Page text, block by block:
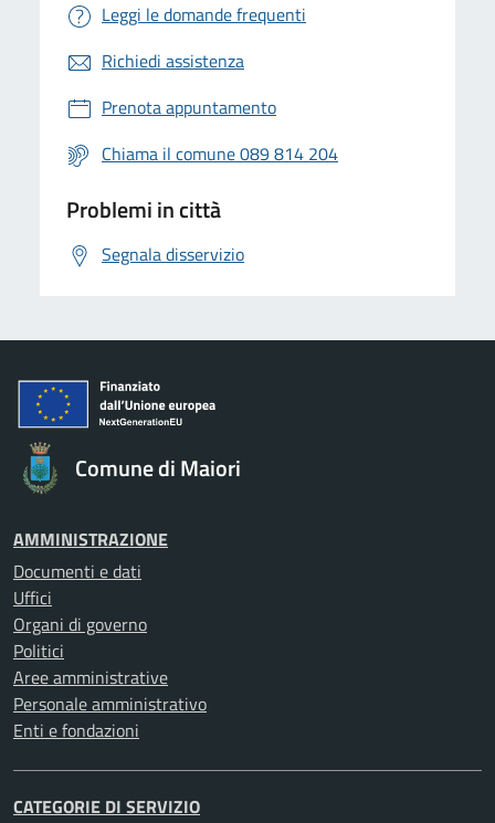
Leggi le domande frequenti
Richiedi assistenza
Prenota appuntamento
Chiama il comune 089 814 204
Problemi in città
Segnala disservizio
Comune di Maiori
AMMINISTRAZIONE
Documenti e dati
Uffici
Organi di governo
Politici
Aree amministrative
Personale amministrativo
Enti e fondazioni
CATEGORIE DI SERVIZIO